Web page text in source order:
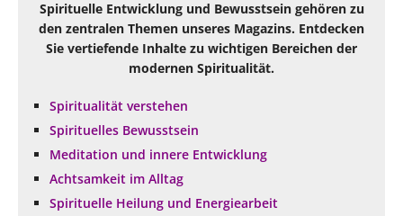
Spirituelle Entwicklung und Bewusstsein gehören zu
den zentralen Themen unseres Magazins. Entdecken
Sie vertiefende Inhalte zu wichtigen Bereichen der
modernen Spiritualität.
Spiritualität verstehen
Spirituelles Bewusstsein
Meditation und innere Entwicklung
Achtsamkeit im Alltag
Spirituelle Heilung und Energiearbeit